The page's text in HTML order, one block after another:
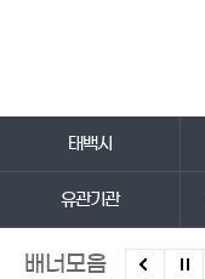
태백시
유관기관
배너모음